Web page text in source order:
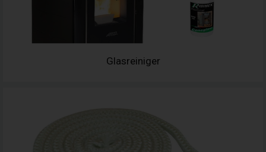
Glasreiniger